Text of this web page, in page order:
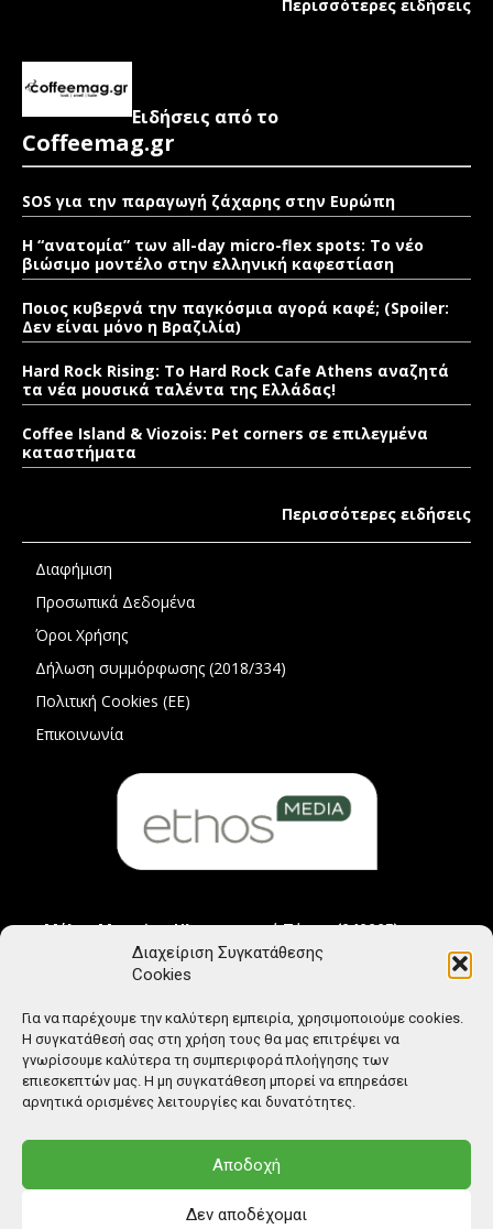
Διαχείριση Συγκατάθεσης
Cookies
Για να παρέχουμε την καλύτερη εμπειρία, χρησιμοποιούμε cookies.
Η συγκατάθεσή σας στη χρήση τους θα μας επιτρέψει να
γνωρίσουμε καλύτερα τη συμπεριφορά πλοήγησης των
επιεσκεπτών μας. Η μη συγκατάθεση μπορεί να επηρεάσει
αρνητικά ορισμένες λειτουργίες και δυνατότητες.
Αποδοχή
Δεν αποδέχομαι
Περισσότερες ειδήσεις
Ειδήσεις από το
Coffeemag.gr
SOS για την παραγωγή ζάχαρης στην Ευρώπη
Η “ανατομία” των all-day micro-flex spots: Το νέο
βιώσιμο μοντέλο στην ελληνική καφεστίαση
Ποιος κυβερνά την παγκόσμια αγορά καφέ; (Spoiler:
Δεν είναι μόνο η Βραζιλία)
Hard Rock Rising: Το Hard Rock Cafe Athens αναζητά
τα νέα μουσικά ταλέντα της Ελλάδας!
Coffee Island & Viozois: Pet corners σε επιλεγμένα
καταστήματα
Περισσότερες ειδήσεις
Διαφήμιση
Προσωπικά Δεδομένα
Όροι Χρήσης
Δήλωση συμμόρφωσης (2018/334)
Πολιτική Cookies (ΕΕ)
Επικοινωνία
Μέλος Μητρώου Ηλεκτρονικού Τύπου (242225)